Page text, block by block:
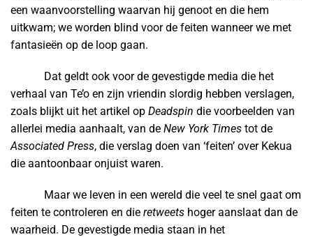
een waanvoorstelling waarvan hij genoot en die hem
uitkwam; we worden blind voor de feiten wanneer we met
fantasieën op de loop gaan.
Dat geldt ook voor de gevestigde media die het
verhaal van Te’o en zijn vriendin slordig hebben verslagen,
zoals blijkt uit het artikel op Deadspin die voorbeelden van
allerlei media aanhaalt, van de New York Times tot de
Associated Press, die verslag doen van ‘feiten’ over Kekua
die aantoonbaar onjuist waren.
Maar we leven in een wereld die veel te snel gaat om
feiten te controleren en die retweets hoger aanslaat dan de
waarheid. De gevestigde media staan in het